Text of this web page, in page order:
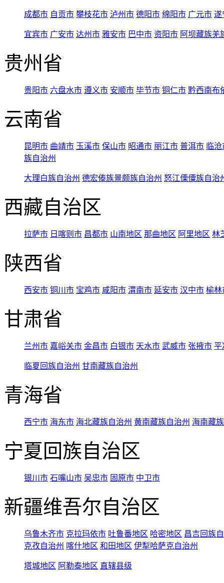
成都市 自贡市 攀枝花市 泸州市 德阳市 绵阳市 广元市 遂
宜宾市 广安市 达州市 雅安市 巴中市 资阳市 阿坝藏族羌
贵州省
贵阳市 六盘水市 遵义市 安顺市 毕节市 铜仁市 黔西南布
云南省
昆明市 曲靖市 玉溪市 保山市 昭通市 丽江市 普洱市 临
族自治州
大理白族自治州 德宏傣族景颇族自治州 怒江傈僳族自治
西藏自治区
拉萨市 日喀则市 昌都市 山南地区 那曲地区 阿里地区 林
陕西省
西安市 铜川市 宝鸡市 咸阳市 渭南市 延安市 汉中市 榆林
甘肃省
兰州市 嘉峪关市 金昌市 白银市 天水市 武威市 张掖市 平
临夏回族自治州 甘南藏族自治州
青海省
西宁市 海东市 海北藏族自治州 黄南藏族自治州 海南藏
宁夏回族自治区
银川市 石嘴山市 吴忠市 固原市 中卫市
新疆维吾尔自治区
乌鲁木齐市 克拉玛依市 吐鲁番地区 哈密地区 昌吉回族
克孜自治州 喀什地区 和田地区 伊犁哈萨克自治州
塔城地区 阿勒泰地区 直辖县级